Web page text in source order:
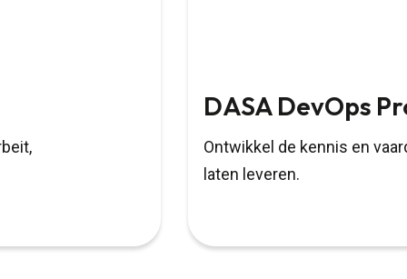
DASA DevOps
Ontwikkel de kennis en
laten leveren.